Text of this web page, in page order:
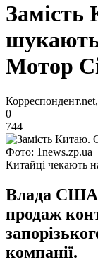
шукають
Мотор
0
744
Фото: 1news.zp.ua
Китайці чекають
Влада США
продаж
компанії.